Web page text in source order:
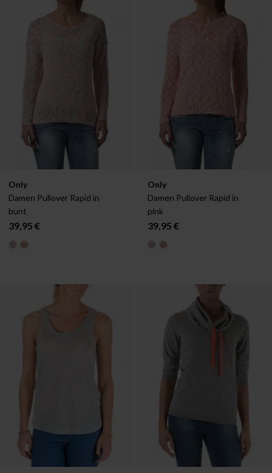
Verfügbar in:
Only
Damen Pullover Rapid in
bunt
39,95 €
Verfügbar in:
Only
Damen Pullover Rapid in
pink
39,95 €